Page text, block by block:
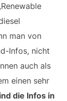
man von
Infos, nicht
auch als
einen sehr
die Infos in